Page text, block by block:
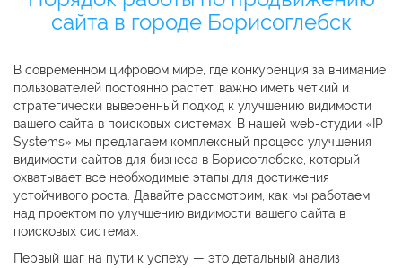
сайта в городе Борисоглебск
В современном цифровом мире, где конкуренция за внимание
пользователей постоянно растет, важно иметь четкий и
стратегически выверенный подход к улучшению видимости
вашего сайта в поисковых системах. В нашей web-студии «IP
Systems» мы предлагаем комплексный процесс улучшения
видимости сайтов для бизнеса в Борисоглебске, который
охватывает все необходимые этапы для достижения
устойчивого роста. Давайте рассмотрим, как мы работаем
над проектом по улучшению видимости вашего сайта в
поисковых системах.
Первый шаг на пути к успеху — это детальный анализ